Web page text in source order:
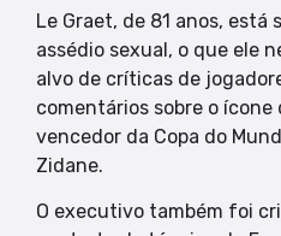
Le Graet, de 81 anos, está
assédio sexual, o que ele
alvo de críticas de
comentários sobre o
vencedor da Copa do
Zidane.
O executivo também foi